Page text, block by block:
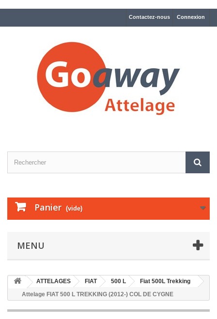
Connexion
Contactez-nous
Panier (vide)
MENU
ATTELAGES FIAT 500 L
Fiat 500L Trekking
Attelage FIAT 500 L TREKKING (2012-) COL DE CYGNE